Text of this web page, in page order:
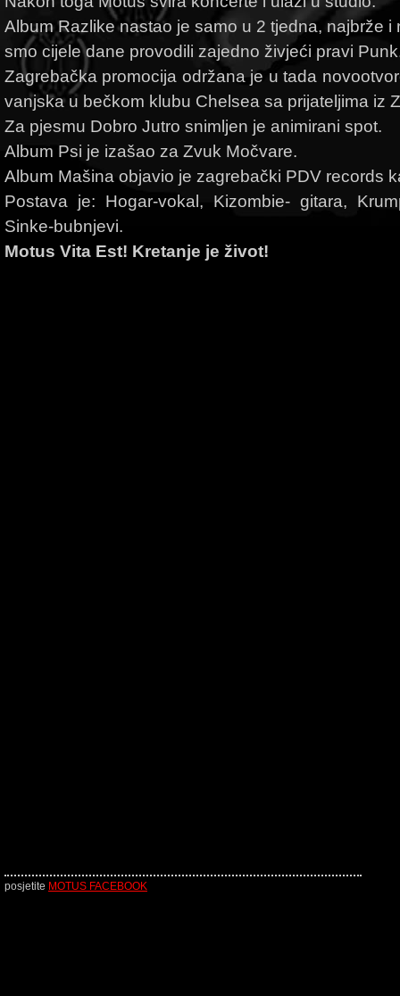
Album Razlike nastao je samo u 2 tjedna, najbrže
smo cijele dane provodili zajedno živjeći pravi
Zagrebačka promocija održana je u tada
vanjska u bečkom klubu Chelsea sa prijateljima iz
Za pjesmu Dobro Jutro snimljen je animirani spot.
Album Psi je izašao za Zvuk Močvare.
Album Mašina objavio je zagrebački PDV records
Postava je: Hogar-vokal, Kizombie- gitara,
Sinke-bubnjevi.
Motus Vita Est! Kretanje je život!
posjetite MOTUS FACEBOOK